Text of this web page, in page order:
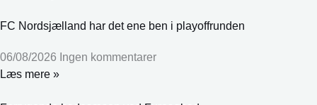
FC Nordsjælland har det ene ben i playoffrunden
06/08/2026 Ingen kommentarer
Læs mere »